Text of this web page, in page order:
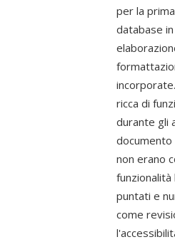
per la
database
ricca di
durante gli
documento
non erano
puntati e
come